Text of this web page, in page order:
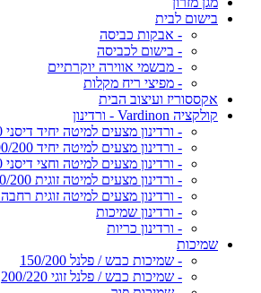
בישום לבית
- אבקות כביסה
- בישום לכביסה
- מבשמי אווירה יוקרתיים
- מפיצי ריח מקלות
אקססוריז ועיצוב הבית
קולקציה Vardinon - ורדינון
- ורדינון מצעים למיטה יחיד דיסני 90/200
- ורדינון מצעים למיטה יחיד 90/200
- ורדינון מצעים למיטה וחצי דיסני 120/200
- ורדינון מצעים למיטה זוגית 160/200
- ורדינון מצעים למיטה זוגית רחבה 180/200
- ורדינון שמיכות
- ורדינון כריות
שמיכות
- שמיכות כבש / פלנל 150/200
- שמיכות כבש / פלנל זוגי 200/220